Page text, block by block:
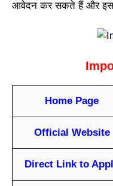
आवेदन कर सकते हैं और
Home Page
Official Website
Direct Link to